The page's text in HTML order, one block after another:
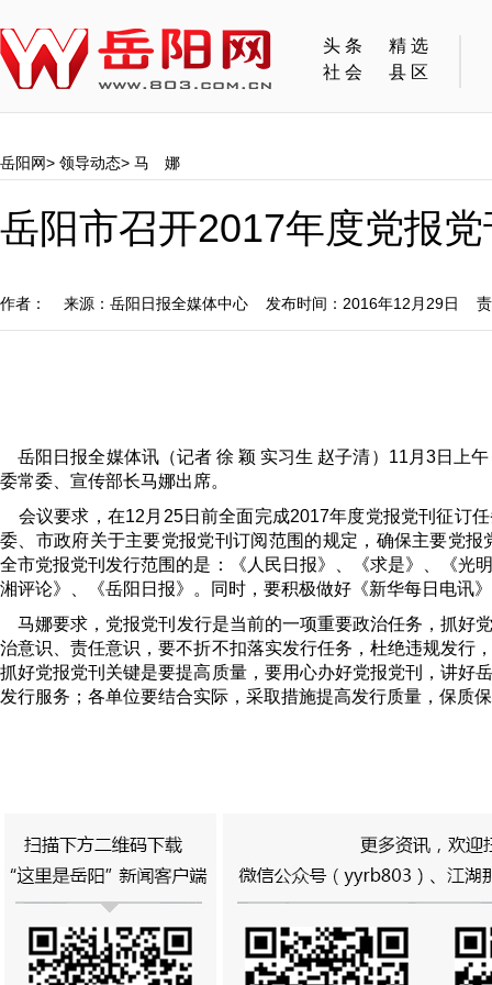
头条
精选
社会
县区
岳阳网> 领导动态> 马 娜
岳阳市召开2017年度党报
作者： 来源：岳阳日报全媒体中心 发布时间：2016年12月29日 责
岳阳日报全媒体讯（记者 徐 颖 实习生 赵子清）11月3日上
委常委、宣传部长马娜出席。
会议要求，在12月25日前全面完成2017年度党报党刊征订
委、市政府关于主要党报党刊订阅范围的规定，确保主要党
全市党报党刊发行范围的是：《人民日报》、《求是》、《光
湘评论》、《岳阳日报》。同时，要积极做好《新华每日电讯
马娜要求，党报党刊发行是当前的一项重要政治任务，抓好
治意识、责任意识，要不折不扣落实发行任务，杜绝违规发行
抓好党报党刊关键是要提高质量，要用心办好党报党刊，讲好
发行服务；各单位要结合实际，采取措施提高发行质量，保质